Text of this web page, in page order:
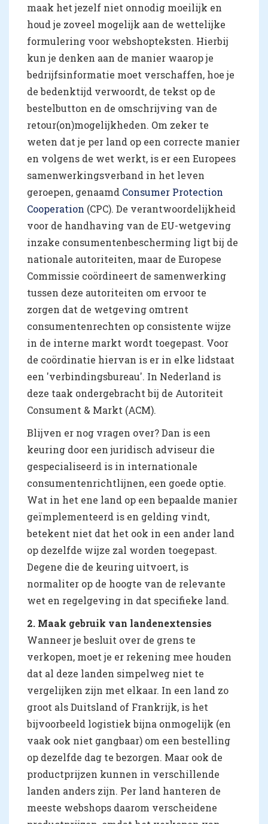
maak het jezelf niet onnodig moeilijk en
houd je zoveel mogelijk aan de wettelijke
formulering voor webshopteksten. Hierbij
kun je denken aan de manier waarop je
bedrijfsinformatie moet verschaffen, hoe je
de bedenktijd verwoordt, de tekst op de
bestelbutton en de omschrijving van de
retour(on)mogelijkheden. Om zeker te
weten dat je per land op een correcte manier
en volgens de wet werkt, is er een Europees
samenwerkingsverband in het leven
geroepen, genaamd Consumer Protection
Cooperation (CPC). De verantwoordelijkheid
voor de handhaving van de EU-wetgeving
inzake consumentenbescherming ligt bij de
nationale autoriteiten, maar de Europese
Commissie coördineert de samenwerking
tussen deze autoriteiten om ervoor te
zorgen dat de wetgeving omtrent
consumentenrechten op consistente wijze
in de interne markt wordt toegepast. Voor
de coördinatie hiervan is er in elke lidstaat
een 'verbindingsbureau'. In Nederland is
deze taak ondergebracht bij de Autoriteit
Consument & Markt (ACM).
Blijven er nog vragen over? Dan is een
keuring door een juridisch adviseur die
gespecialiseerd is in internationale
consumentenrichtlijnen, een goede optie.
Wat in het ene land op een bepaalde manier
geïmplementeerd is en gelding vindt,
betekent niet dat het ook in een ander land
op dezelfde wijze zal worden toegepast.
Degene die de keuring uitvoert, is
normaliter op de hoogte van de relevante
wet en regelgeving in dat specifieke land.
2. Maak gebruik van landenextensies
Wanneer je besluit over de grens te
verkopen, moet je er rekening mee houden
dat al deze landen simpelweg niet te
vergelijken zijn met elkaar. In een land zo
groot als Duitsland of Frankrijk, is het
bijvoorbeeld logistiek bijna onmogelijk (en
vaak ook niet gangbaar) om een bestelling
op dezelfde dag te bezorgen. Maar ook de
productprijzen kunnen in verschillende
landen anders zijn. Per land hanteren de
meeste webshops daarom verscheidene